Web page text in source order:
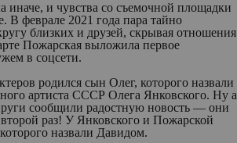
иначе, и чувства со съемочной площадки
В феврале 2021 года пара тайно
близких и друзей, скрывая отношения
Пожарская выложила первое
в соцсети.
родился сын Олег, которого назвали
артиста СССР Олега Янковского. Ну а
сообщили радостную новость — они
раз! У Янковского и Пожарской
назвали Давидом.